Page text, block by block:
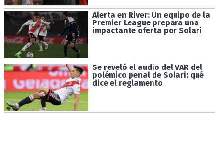
Alerta en River: Un equipo de la
Premier League prepara una
impactante oferta por Solari
Se reveló el audio del VAR del
polémico penal de Solari: qué
dice el reglamento